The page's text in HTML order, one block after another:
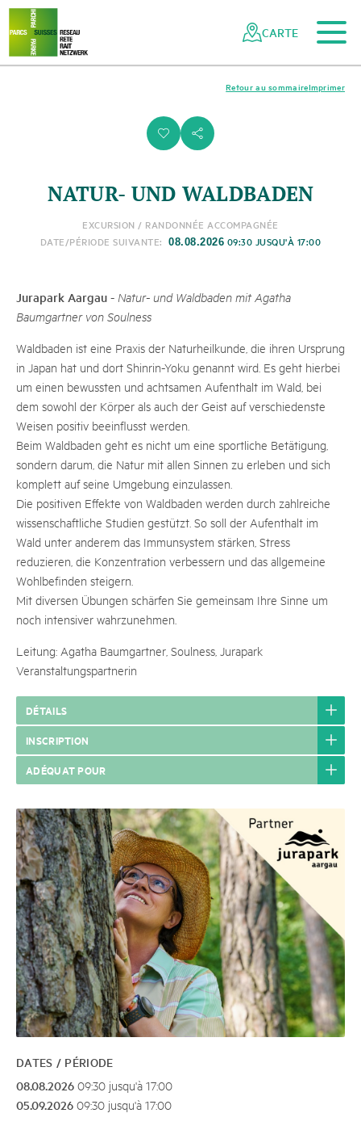
Naviguer
dans
réseau
Navigation
rapide
Vers le contenu principal
Vers la navigation mobile
Vers la recherche
Vers la zone des pieds
Vers le plan du site
CARTE
i s
Imprimer
Retour au sommaire
NATUR- UND WALDBADEN
EXCURSION / RANDONNÉE ACCOMPAGNÉE
DATE/PÉRIODE SUIVANTE:
08.08.2026 09:30 JUSQU'À 17:00
Jurapark Aargau - Natur- und Waldbaden mit Agatha
Baumgartner von Soulness
Waldbaden ist eine Praxis der Naturheilkunde, die ihren Ursprung
in Japan hat und dort Shinrin-Yoku genannt wird. Es geht hierbei
um einen bewussten und achtsamen Aufenthalt im Wald, bei
dem sowohl der Körper als auch der Geist auf verschiedenste
Weisen positiv beeinflusst werden.
Beim Waldbaden geht es nicht um eine sportliche Betätigung,
sondern darum, die Natur mit allen Sinnen zu erleben und sich
komplett auf seine Umgebung einzulassen.
Die positiven Effekte von Waldbaden werden durch zahlreiche
wissenschaftliche Studien gestützt. So soll der Aufenthalt im
Wald unter anderem das Immunsystem stärken, Stress
reduzieren, die Konzentration verbessern und das allgemeine
Wohlbefinden steigern.
Mit diversen Übungen schärfen Sie gemeinsam Ihre Sinne um
noch intensiver wahrzunehmen.
Leitung: Agatha Baumgartner, Soulness, Jurapark
Veranstaltungspartnerin
DÉTAILS
INSCRIPTION
ADÉQUAT POUR
DATES / PÉRIODE
08.08.2026 09:30 jusqu'à 17:00
05.09.2026 09:30 jusqu'à 17:00